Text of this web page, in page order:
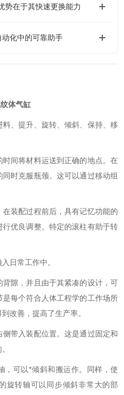
势在于其快速更换能力
化中的可靠助手
体气缸
、提升、旋转、倾斜、保持、移
间将材料运送到正确的地点。在
时克服瓶颈。这可以通过移动组
装配过程前后，具有记忆功能的
优良调整。特定的滚柱有助于转
日常工作中。
隙，并且由于其紧凑的设计，可
每个符合人体工程学的工作场所
改善，提高了生产率。
带入装配位置。这是通过固定和
，可以*倾斜和搬运作。同样，使
旋转轴可以同步倾斜非常大的部